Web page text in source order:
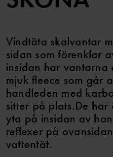
Vindtäta skalvantar
sidan som förenklar
insidan har vantarna
mjuk fleece som går
handleden med
sitter på plats.De
yta på insidan av
reflexer på
vattentät.